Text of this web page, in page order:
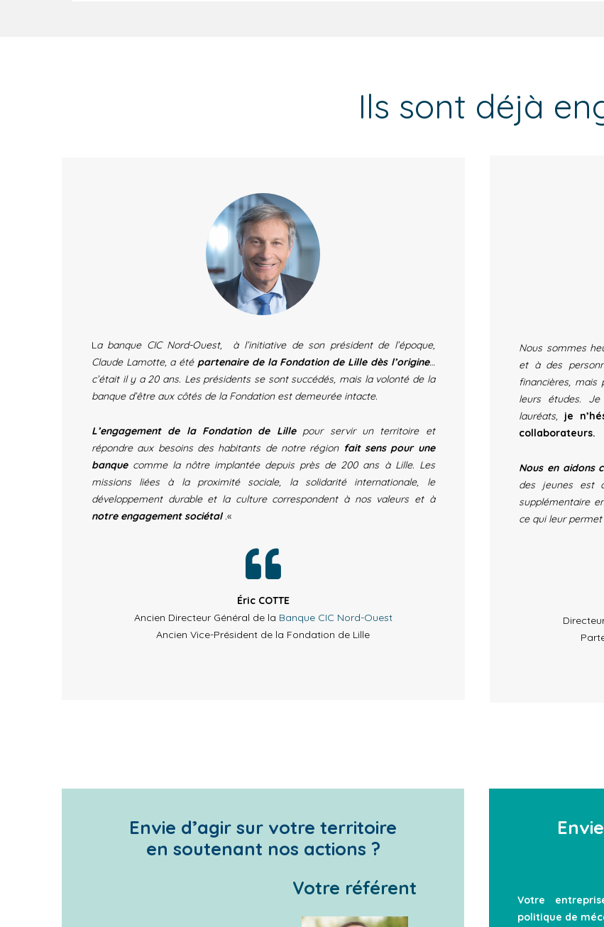
Ils sont déjà
La banque CIC Nord-Ouest, à l’initiative de son président de l’époque,
Claude Lamotte, a été partenaire de la Fondation de Lille dès l’origine…
c’était il y a 20 ans. Les présidents se sont succédés, mais la volonté de la
banque d’être aux côtés de la Fondation est demeurée intacte.
L’engagement de la Fondation de Lillepour servir un territoire et
répondre aux besoins des habitants de notre région fait sens pour une
banquecomme la nôtre implantée depuis près de 200 ans à Lille. Les
missions liées à la proximité sociale, la solidarité internationale, le
développement durable et la culture correspondent à nos valeurs et à
notre engagement sociétal.«
Éric COTTE
Ancien Directeur Général de la Banque CIC Nord-Ouest
Ancien Vice-Président de la Fondation de Lille
Nous sommes
et à des
financières,
leurs études.
lauréats, je
collaborateurs.
Nous en aidons
des jeunes est
supplémentaire
ce qui leur
Envie d’agir sur votre territoire
en soutenant nos actions ?
Votre référent
Votre
politique de